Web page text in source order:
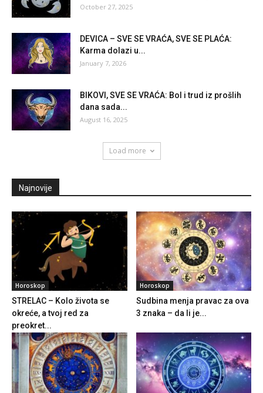
October 27, 2025
DEVICA – SVE SE VRAĆA, SVE SE PLAĆA:
Karma dolazi u...
January 7, 2026
BIKOVI, SVE SE VRAĆA: Bol i trud iz prošlih
dana sada...
August 16, 2025
Load more
Najnovije
Horoskop
STRELAC – Kolo života se
okreće, a tvoj red za
preokret...
Horoskop
Sudbina menja pravac za ova
3 znaka – da li je...